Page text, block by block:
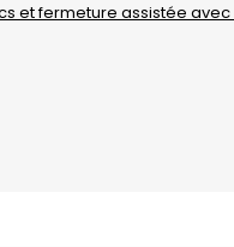
et fermeture assistée